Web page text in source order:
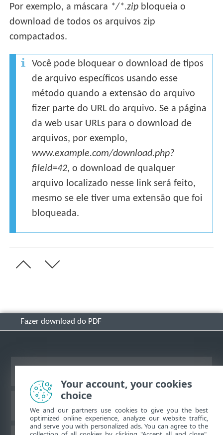
Por exemplo, a máscara */*.zip bloqueia o
download de todos os arquivos zip
compactados.
Você pode bloquear o download de tipos
de arquivo específicos usando esse
método quando a extensão do arquivo
fizer parte do URL do arquivo. Se a página
da web usar URLs para o download de
arquivos, por exemplo,
www.example.com/download.php?
fileid=42, o download de qualquer
arquivo localizado nesse link será feito,
mesmo se ele tiver uma extensão que foi
bloqueada.
Fazer download do PDF
Base de conhecimento ESET
Your account, your cookies
choice
We and our partners use cookies to give you the best
optimized online experience, analyze our website traffic,
and serve you with personalized ads. You can agree to the